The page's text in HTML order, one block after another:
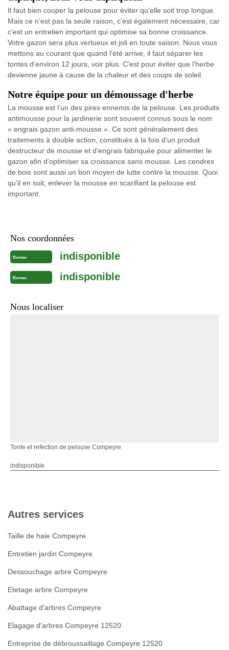
Il faut bien couper la pelouse pour éviter qu’elle soit trop longue.
Mais ce n’est pas la seule raison, c’est également nécessaire, car
c’est un entretien important qui optimise sa bonne croissance.
Votre gazon sera plus vertueux et joli en toute saison. Nous vous
mettons au courant que quand l’été arrive, il faut séparer les
tontes d’environ 12 jours, voir plus. C’est pour éviter que l’herbe
devienne jaune à cause de la chaleur et des coups de soleil.
Notre équipe pour un démoussage d'herbe
La mousse est l’un des pires ennemis de la pelouse. Les produits
antimousse pour la jardinerie sont souvent connus sous le nom
« engrais gazon anti-mousse ». Ce sont généralement des
traitements à double action, constitués à la fois d’un produit
destructeur de mousse et d’engrais fabriquée pour alimenter le
gazon afin d’optimiser sa croissance sans mousse. Les cendres
de bois sont aussi un bon moyen de lutte contre la mousse. Quoi
qu’il en soit, enlever la mousse en scarifiant la pelouse est
important.
Nos coordonnées
Bureau indisponible
Bureau indisponible
Nous localiser
Tonte et refection de pelouse Compeyre
indisponible
Autres services
Taille de haie Compeyre
Entretien jardin Compeyre
Dessouchage arbre Compeyre
Etetage arbre Compeyre
Abattage d'arbres Compeyre
Elagage d'arbres Compeyre 12520
Entreprise de débroussaillage Compeyre 12520